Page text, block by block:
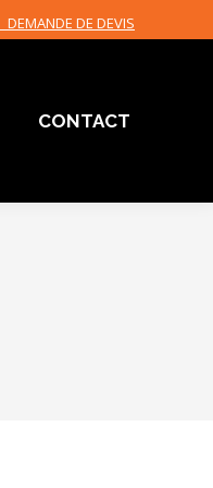
DEMANDE DE DEVIS
CONTACT